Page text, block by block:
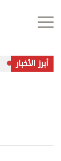
علوم الدار
أبرز الأخبار